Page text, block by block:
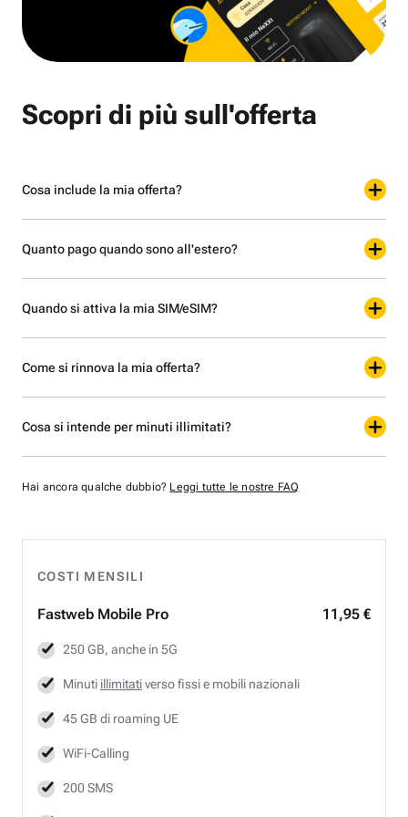
COSTI MENSILI
Fastweb Mobile Pro 11,95 €
250 GB, anche in 5G
Minuti illimitativerso fissi e mobili nazionali
45 GB di roaming UE
WiFi-Calling
200 SMS
Scopri di più sull'offerta
Cosa include la mia offerta?
Quanto pago quando sono all'estero?
Quando si attiva la mia SIM/eSIM?
Come si rinnova la mia offerta?
Cosa si intende per minuti illimitati?
Hai ancora qualche dubbio? Leggi tutte le nostre FAQ